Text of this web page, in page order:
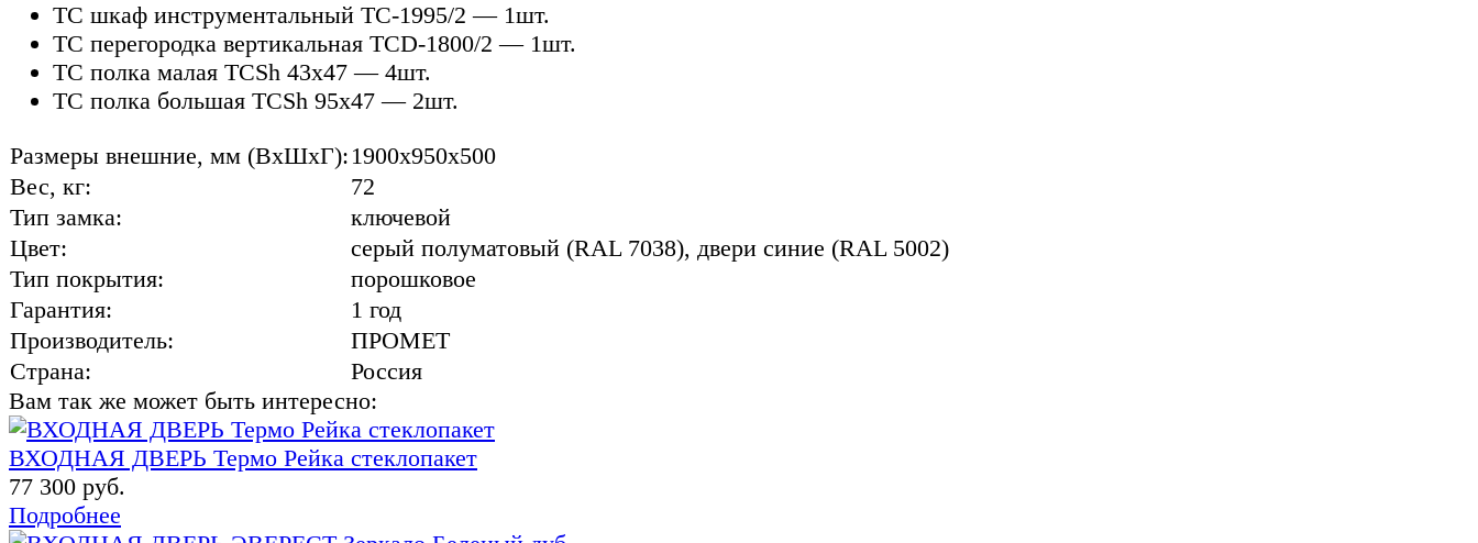
TC шкаф инструментальный TC-1995/2 — 1шт.
TC перегородка вертикальная TCD-1800/2 — 1шт.
TC полка малая TCSh 43х47 — 4шт.
TC полка большая TCSh 95х47 — 2шт.
Размеры внешние, мм (ВхШхГ): 1900x950x500
Вес, кг:
72
Тип замка:
ключевой
Цвет:
cерый полуматовый (RAL 7038), двери синие (RAL 5002)
Тип покрытия:
порошковое
Гарантия:
1 год
Производитель:
ПРОМЕТ
Страна:
Россия
Вам так же может быть интересно:
ВХОДНАЯ ДВЕРЬ Термо Рейка стеклопакет
77 300 руб.
Подробнее